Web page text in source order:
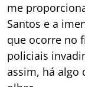
me
Santos e a
que ocorre no
policiais
assim, há algo